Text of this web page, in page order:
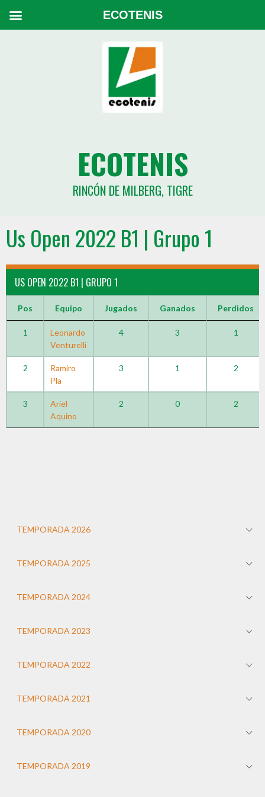
ECOTENIS
RINCÓN DE MILBERG, TIGRE
Us Open 2022 B1 | Grupo 1
US OPEN 2022 B1 | GRUPO 1
Pos Equipo Jugados Ganados Perdidos
1
Leonardo
Venturelli
4 3 1
2
Ramiro
Pla
3 1 2
3
Ariel
Aquino
2 0 2
TEMPORADA 2026
TEMPORADA 2025
TEMPORADA 2024
TEMPORADA 2023
TEMPORADA 2022
TEMPORADA 2021
TEMPORADA 2020
TEMPORADA 2019
ECOTENIS